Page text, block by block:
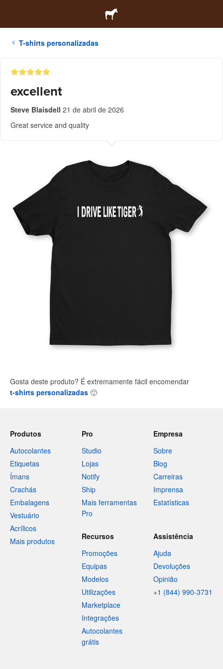
T-shirts personalizadas
excellent
Steve Blaisdell 21 de abril de 2026
Great service and quality
Gosta deste produto? É extremamente fácil encomendar
t-shirts personalizadas 🙂
Produtos
Autocolantes
Etiquetas
Ímans
Crachás
Embalagens
Vestuário
Acrílicos
Mais produtos
Pro
Studio
Lojas
Notify
Ship
Mais ferramentas
Pro
Empresa
Sobre
Blog
Carreiras
Imprensa
Estatísticas
Recursos
Promoções
Equipas
Modelos
Utilizações
Marketplace
Integrações
Autocolantes
grátis
Assistência
Ajuda
Devoluções
Opinião
+1 (844) 990-3731